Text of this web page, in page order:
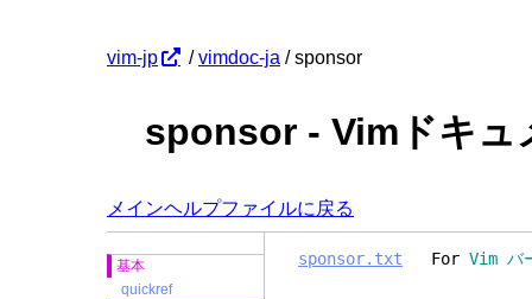
vim-jp /vimdoc-ja / sponsor
sponsor - Vimドキュ
メインヘルプファイルに戻る
基本
quickref
sponsor.txt For Vim バ